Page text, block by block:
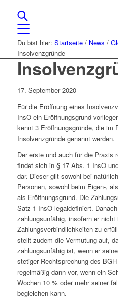
Du bist hier: Startseite / News /
Insolvenzgründe
17. September 2020
Für die Eröffnung eines
InsO ein Eröffnungsgrund
kennt 3 Eröffnungsgründe, die im
Insolvenzgründe genannt werden.
Der erste und auch für die Praxis
findet sich in § 17 Abs. 1 InsO
dar. Dieser gilt sowohl bei
Personen, sowohl beim Eigen-,
als Eröffnungsgrund. Die
Satz 1 InsO legaldefiniert.
zahlungsunfähig, insofern er
Zahlungsverbindlichkeiten zu
stellt zudem die Vermutung auf,
zahlungsunfähig ist, wenn er
stetiger Rechtsprechung des
regelmäßig dann vor, wenn ein
Wochen 10 % oder mehr seiner
begleichen kann.